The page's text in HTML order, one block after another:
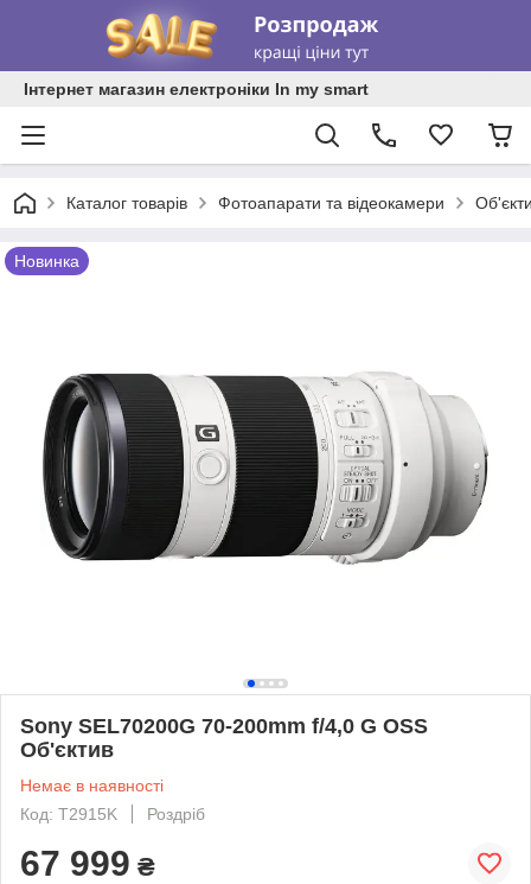
Інтернет магазин електроніки In my smart
Каталог товарів Фотоапарати та відеокамери
Новинка
Sony SEL70200G 70-200mm f/4,0 G OSS
Об'єктив
Немає в наявності
Код: T2915K
Роздріб
67 999 ₴